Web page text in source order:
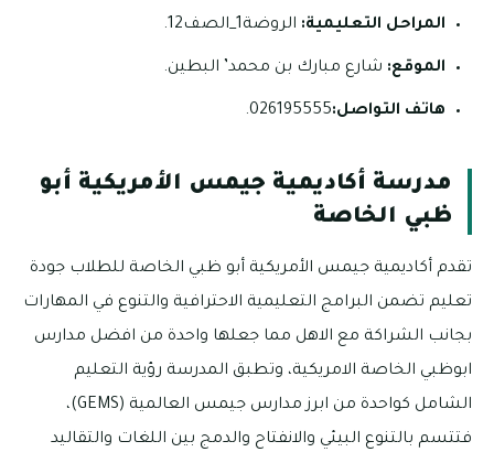
المراحل التعليمية: الروضة1_الصف12.
الموقع: شارع مبارك بن محمد’ البطين.
هاتف التواصل:026195555.
مدرسة أكاديمية جيمس الأمريكية أبو
ظبي الخاصة
تقدم أكاديمية جيمس الأمريكية أبو ظبي الخاصة للطلاب جودة
تعليم تضمن البرامج التعليمية الاحترافية والتنوع في المهارات
بجانب الشراكة مع الاهل مما جعلها واحدة من افضل مدارس
ابوظبي الخاصة الامريكية، وتطبق المدرسة رؤية التعليم
الشامل كواحدة من ابرز مدارس جيمس العالمية (GEMS)،
فتتسم بالتنوع البيئي والانفتاح والدمج بين اللغات والتقاليد